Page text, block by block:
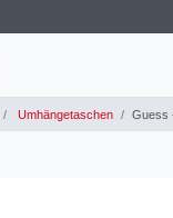
Umhängetaschen Guess